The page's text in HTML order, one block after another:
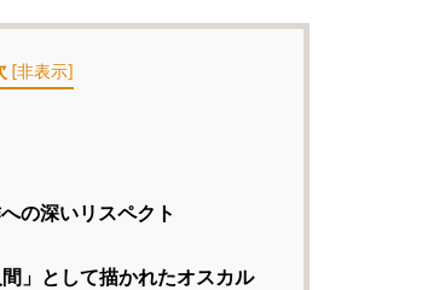
[非表示]
の深いリスペクト
」として描かれたオスカル